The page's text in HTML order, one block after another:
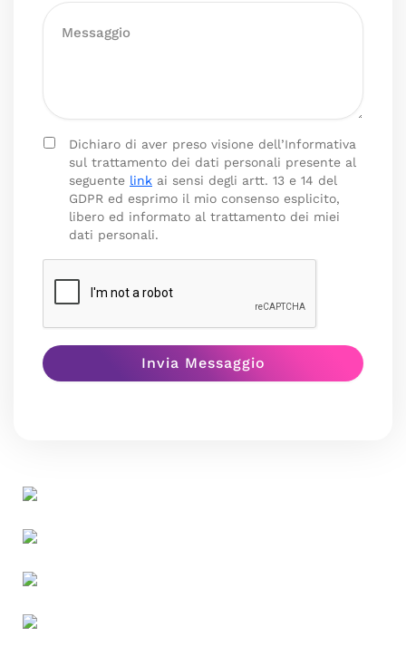
Dichiaro di aver preso visione dell’Informativa
sul trattamento dei dati personali presente al
seguente link ai sensi degli artt. 13 e 14 del
GDPR ed esprimo il mio consenso esplicito,
libero ed informato al trattamento dei miei
dati personali.